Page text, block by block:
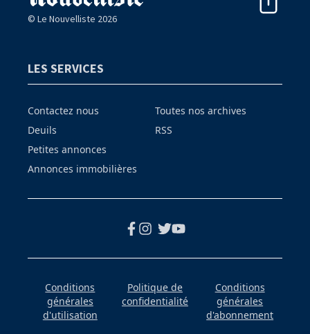
© Le Nouvelliste 2026
LES SERVICES
Contactez nous
Deuils
Petites annonces
Annonces immobilières
Toutes nos archives
RSS
Conditions
générales
d'utilisation
Politique de
confidentialité
Conditions
générales
d'abonnement